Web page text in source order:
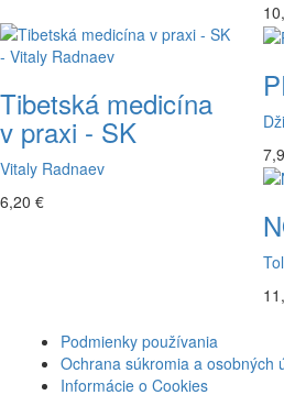
Tibetská medicína
v praxi - SK
Vitaly Radnaev
6,20 €
Podmienky používania
Ochrana súkromia a osobných
Informácie o Cookies